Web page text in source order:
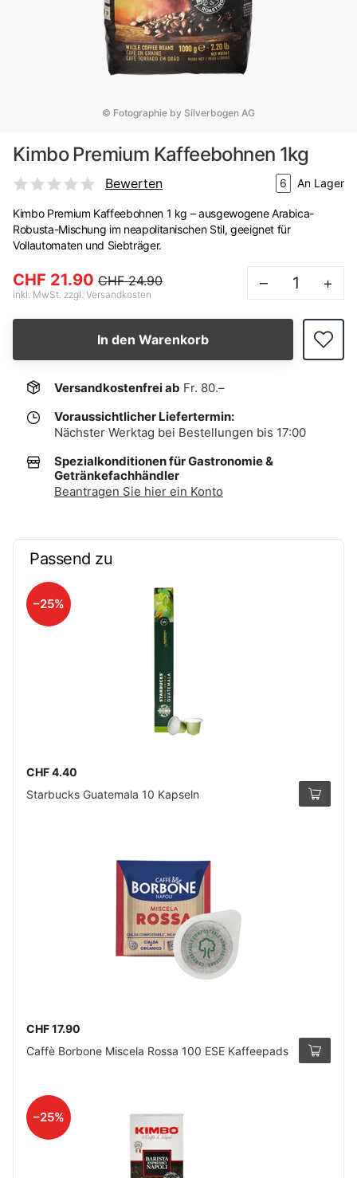
© Fotographie by Silverbogen AG
Kimbo Premium Kaffeebohnen 1kg
Bewerten 6 An Lager
Kimbo Premium Kaffeebohnen 1 kg – ausgewogene Arabica-
Robusta-Mischung im neapolitanischen Stil, geeignet für
Vollautomaten und Siebträger.
CHF 21.90 CHF 24.90
inkl. MwSt. zzgl. Versandkosten
– +
In den Warenkorb
Versandkostenfrei ab Fr. 80.–
Voraussichtlicher Liefertermin:
Nächster Werktag bei Bestellungen bis 17:00
Spezialkonditionen für Gastronomie &
Getränkefachhändler
Beantragen Sie hier ein Konto
Passend zu
–25%
CHF 4.40
Starbucks Guatemala 10 Kapseln
CHF 17.90
Caffè Borbone Miscela Rossa 100 ESE Kaffeepads
–25%